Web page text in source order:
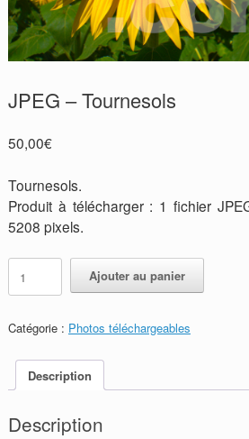
JPEG – Tournesols
50,00€
Tournesols.
Produit à télécharger : 1 fichier
5208 pixels.
quantité
JPEG
Tournesols
Ajouter au panier
Catégorie : Photos téléchargeables
Description
Description